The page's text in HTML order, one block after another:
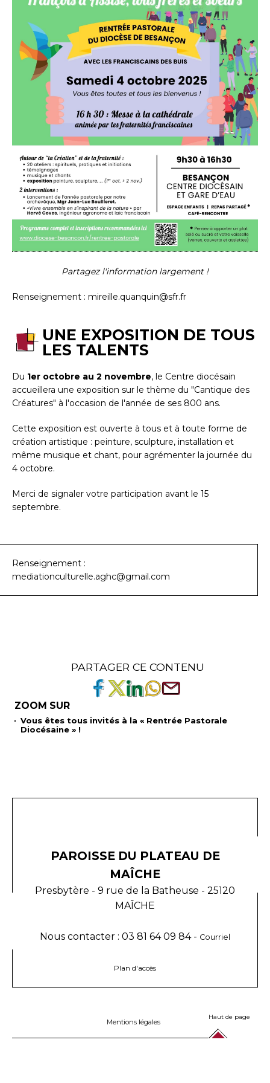
Partagez l'information largement !
Renseignement : mireille.quanquin@sfr.fr
UNE EXPOSITION DE TOUS
LES TALENTS
Du 1er octobre au 2 novembre, le Centre diocésain
accueillera une exposition sur le thème du "Cantique des
Créatures" à l'occasion de l'année de ses 800 ans.
Cette exposition est ouverte à tous et à toute forme de
création artistique : peinture, sculpture, installation et
même musique et chant, pour agrémenter la journée du
4 octobre.
Merci de signaler votre participation avant le 15
septembre.
Renseignement :
mediationculturelle.aghc@gmail.com
PARTAGER CE CONTENU
ZOOM SUR
Vous êtes tous invités à la « Rentrée Pastorale
Diocésaine » !
PAROISSE DU PLATEAU DE
MAÎCHE
Presbytère - 9 rue de la Batheuse - 25120
MAÎCHE
Nous contacter : 03 81 64 09 84 - Courriel
Plan d'accès
Mentions légales
Haut de page